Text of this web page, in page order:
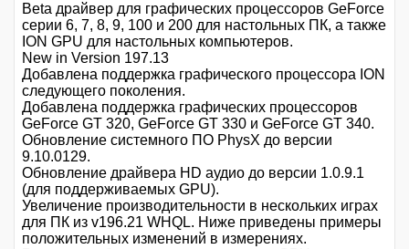
Beta драйвер для графических процессоров GeForce
серии 6, 7, 8, 9, 100 и 200 для настольных ПК, а также
ION GPU для настольных компьютеров.
New in Version 197.13
Добавлена поддержка графического процессора ION
следующего поколения.
Добавлена поддержка графических процессоров
GeForce GT 320, GeForce GT 330 и GeForce GT 340.
Обновление системного ПО PhysX до версии
9.10.0129.
Обновление драйвера HD аудио до версии 1.0.9.1
(для поддерживаемых GPU).
Увеличение производительности в нескольких играх
для ПК из v196.21 WHQL. Ниже приведены примеры
положительных изменений в измерениях.